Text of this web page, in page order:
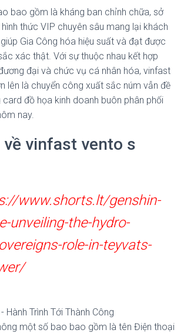
bao gồm là kháng ban chỉnh chữa, sở
thức VIP chuyên sâu mang lại khách
Gia Công hóa hiệu suất và đạt được
xác thật. Với sự thuộc nhau kết hợp
đại và chức vụ cá nhân hóa, vinfast
lên là chuyển công xuất sắc núm vẫn đề
đồ họa kinh doanh buôn phân phối
nay.
về vinfast vento s
www.shorts.lt/genshin-
unveiling-the-hydro-
role-in-teyvats-
một số bao bao gồm là tên Điện thoại